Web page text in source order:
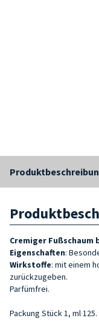
Cremiger Fußschaum
Eigenschaften:
Wirkstoffe: mit einem
zurückzugeben.
Parfümfrei.
Packung Stück 1, ml 125.